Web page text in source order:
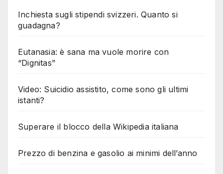
Inchiesta sugli stipendi svizzeri. Quanto si
guadagna?
Eutanasia: è sana ma vuole morire con
“Dignitas”
Video: Suicidio assistito, come sono gli ultimi
istanti?
Superare il blocco della Wikipedia italiana
Prezzo di benzina e gasolio ai minimi dell’anno